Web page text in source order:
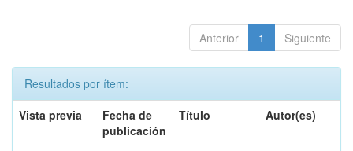
Anterior 1 Siguiente
Resultados por ítem:
Vista previa
Fecha de
publicación
Título Autor(es)